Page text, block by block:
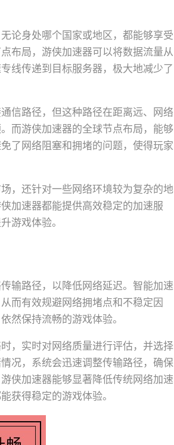
论身处哪个国家或地区，都能够享受
布局，游侠加速器可以将数据流量从
线传递到目标服务器，极大地减少了
信路径，但这种路径在距离远、网络
而游侠加速器的全球节点布局，能够
了网络阻塞和拥堵的问题，使得玩家
，还针对一些网络环境较为复杂的地
加速器都能提供高效稳定的加速服
游戏体验。
输路径，以降低网络延迟。智能加速
而有效规避网络拥堵点和不稳定因
然保持流畅的游戏体验。
，实时对网络质量进行评估，并选择
况，系统会迅速调整传输路径，确保
侠加速器能够显著降低传统网络加速
获得稳定的游戏体验。